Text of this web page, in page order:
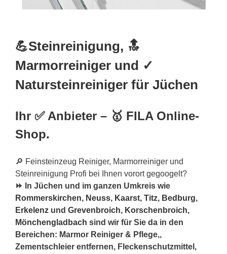
💪Steinreinigung, 🔝
Marmorreiniger und ✓
Natursteinreiniger für Jüchen
Ihr ✅ Anbieter – 🥇 FILA Online-
Shop.
🔎 Feinsteinzeug Reiniger, Marmorreiniger und
Steinreinigung Profi bei Ihnen vorort gegoogelt?
⏩ In Jüchen und im ganzen Umkreis wie
Rommerskirchen, Neuss, Kaarst, Titz, Bedburg,
Erkelenz und Grevenbroich, Korschenbroich,
Mönchengladbach sind wir für Sie da in den
Bereichen: Marmor Reiniger & Pflege,,
Zementschleier entfernen, Fleckenschutzmittel,